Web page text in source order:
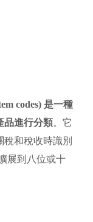
codes) 是一種
品進行分類。它
和稅收時識別
展到八位或十